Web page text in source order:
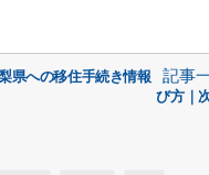
県への移住手続き情報 記事
び方｜